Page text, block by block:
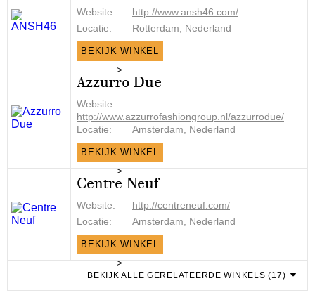
Website:
http://www.ansh46.com/
Locatie:
Rotterdam, Nederland
BEKIJK WINKEL
>
Azzurro Due
Website:
http://www.azzurrofashiongroup.nl/azzurrodue/
Locatie:
Amsterdam, Nederland
BEKIJK WINKEL
>
Centre Neuf
Website:
http://centreneuf.com/
Locatie:
Amsterdam, Nederland
BEKIJK WINKEL
>
BEKIJK ALLE GERELATEERDE WINKELS (17)